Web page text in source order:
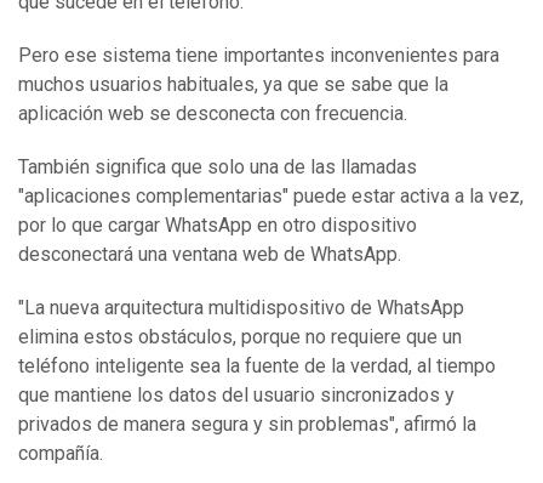
Pero ese sistema tiene importantes inconvenientes para
muchos usuarios habituales, ya que se sabe que la
aplicación web se desconecta con frecuencia.
También significa que solo una de las llamadas
"aplicaciones complementarias" puede estar activa a la vez,
por lo que cargar WhatsApp en otro dispositivo
desconectará una ventana web de WhatsApp.
"La nueva arquitectura multidispositivo de WhatsApp
elimina estos obstáculos, porque no requiere que un
teléfono inteligente sea la fuente de la verdad, al tiempo
que mantiene los datos del usuario sincronizados y
privados de manera segura y sin problemas", afirmó la
compañía.